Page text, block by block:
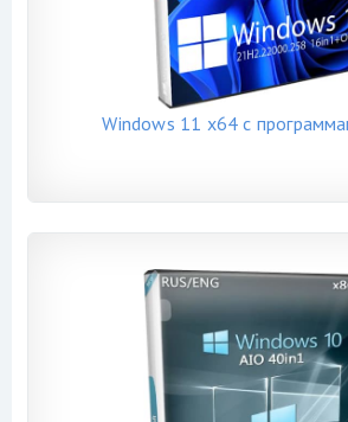
Windows 11 x64 с